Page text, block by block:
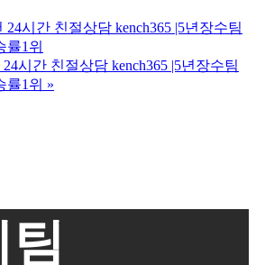
24시간 친절상담 kench365 |5년장수팀
률1위
시간 친절상담 kench365 |5년장수팀
률1위 »